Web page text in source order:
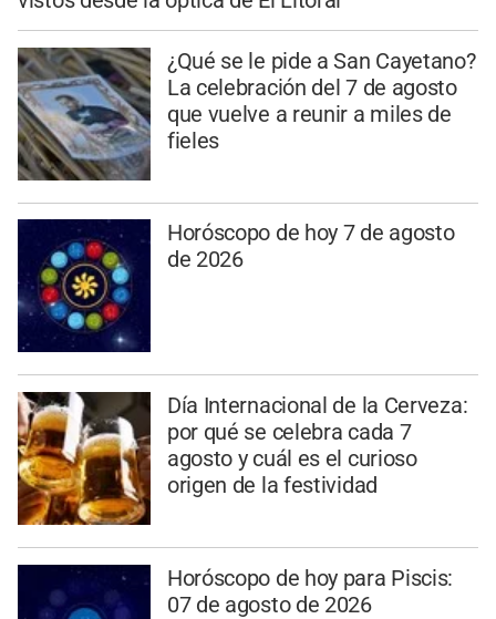
¿Qué se le pide a San Cayetano?
La celebración del 7 de agosto
que vuelve a reunir a miles de
fieles
Horóscopo de hoy 7 de agosto
de 2026
Día Internacional de la Cerveza:
por qué se celebra cada 7
agosto y cuál es el curioso
origen de la festividad
Horóscopo de hoy para Piscis:
07 de agosto de 2026